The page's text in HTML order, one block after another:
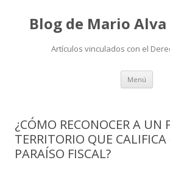
Blog de Mario
Artículos vinculados con el
Menú Ir
¿CÓMO RECONOCER A UN
TERRITORIO QUE
PARAÍSO FISCAL?